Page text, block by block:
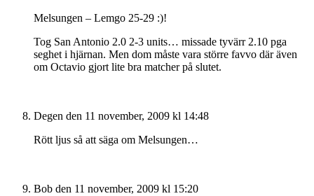
Melsungen – Lemgo 25-29 :)!
Tog San Antonio 2.0 2-3 units… missade tyvärr 2.10 pga
seghet i hjärnan. Men dom måste vara större favvo där även
om Octavio gjort lite bra matcher på slutet.
Degen den 11 november, 2009 kl 14:48
Rött ljus så att säga om Melsungen…
Bob den 11 november, 2009 kl 15:20